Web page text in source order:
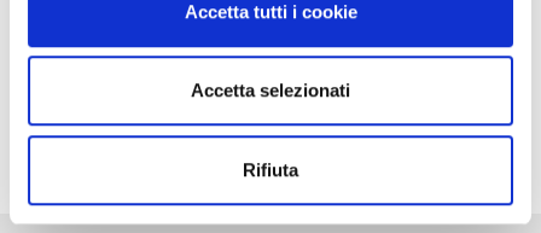
Accetta tutti i cookie
Accetta selezionati
Rifiuta
Aste concorsuali di macchinari:
la guida per acquistare dalle